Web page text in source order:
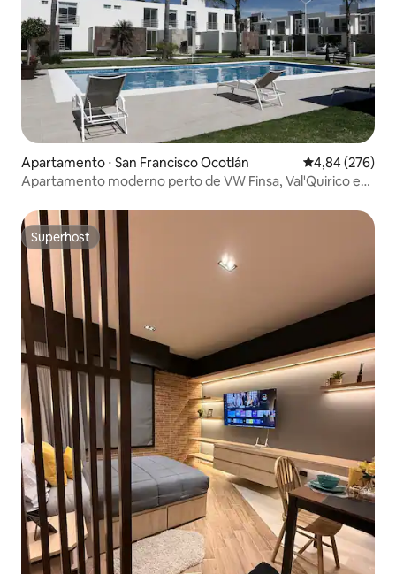
Apartamento ⋅ San Francisco Ocotlán 4,84 de uma
4,84 (276)
Apartamento moderno perto de VW Finsa, Val'Quirico e
Superhost
Superhost